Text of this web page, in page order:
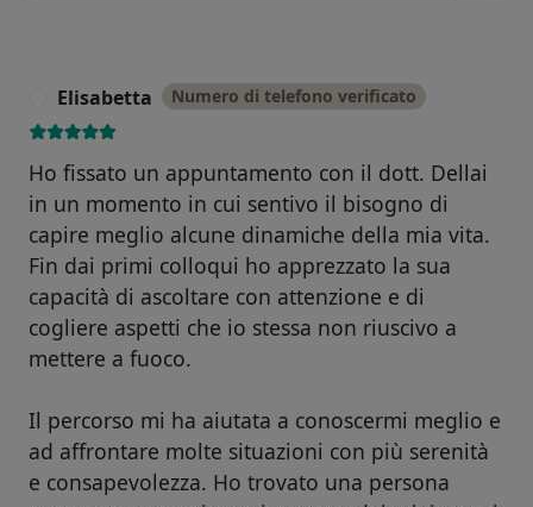
Elisabetta Numero di telefono verificato
Ho fissato un appuntamento con il dott. Dellai
in un momento in cui sentivo il bisogno di
capire meglio alcune dinamiche della mia vita.
Fin dai primi colloqui ho apprezzato la sua
capacità di ascoltare con attenzione e di
cogliere aspetti che io stessa non riuscivo a
mettere a fuoco.
Il percorso mi ha aiutata a conoscermi meglio e
ad affrontare molte situazioni con più serenità
e consapevolezza. Ho trovato una persona